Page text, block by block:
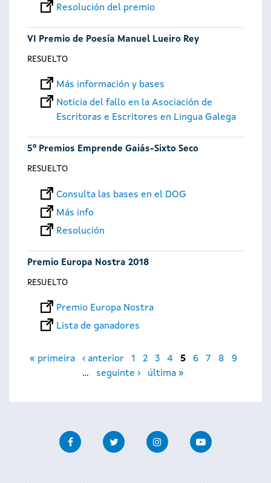
Resolución del premio
VI Premio de Poesía Manuel Lueiro Rey
RESUELTO
Más información y bases
Noticia del fallo en la Asociación de
Escritoras e Escritores en Lingua Galega
5º Premios Emprende Gaiás-Sixto Seco
RESUELTO
Consulta las bases en el DOG
Más info
Resolución
Premio Europa Nostra 2018
RESUELTO
Premio Europa Nostra
Lista de ganadores
Páginas
« primeira ‹ anterior 1 2 3 4 5 6 7 8
9
…
seguinte › última »
FacebookTwitter InstagramYoutube